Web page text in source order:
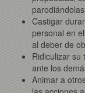
Castigar
personal en
al deber de
Ridiculizar su
ante los
Animar a